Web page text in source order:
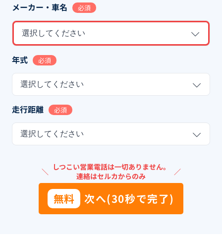
メーカー・車名 必須
選択してください
年式 必須
選択してください
走行距離 必須
選択してください
＼ しつこい営業電話は一切ありません。
連絡はセルカからのみ
／
無料 次へ(30秒で完了)